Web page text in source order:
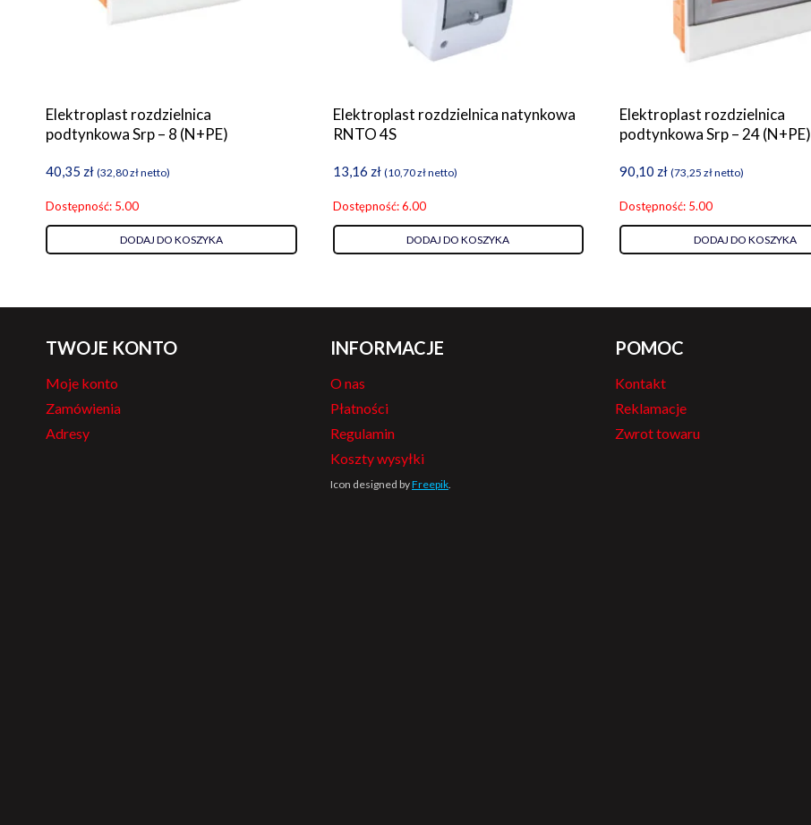
Elektroplast rozdzielnica
podtynkowa Srp – 8 (N+PE)
40,35 zł (32,80złnetto)
Dostępność: 5.00
DODAJ DO KOSZYKA
Elektroplast rozdzielnica natynkowa
RNTO 4S
13,16 zł (10,70złnetto)
Dostępność: 6.00
DODAJ DO KOSZYKA
Elektroplast rozdzielnica
podtynkowa Srp – 24 (N+PE)
90,10 zł (73,25 złnetto)
Dostępność: 5.00
DODAJ DO KOSZYKA
TWOJE KONTO
Moje konto
Zamówienia
Adresy
INFORMACJE
O nas
Płatności
Regulamin
Koszty wysyłki
Icon designed byFreepik
POMOC
Kontakt
Reklamacje
Zwrot towaru